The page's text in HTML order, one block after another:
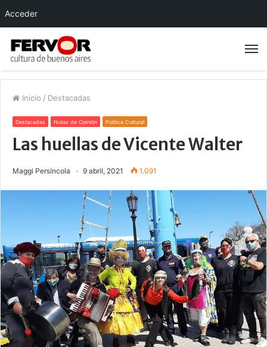
Inicio / Destacadas
Destacadas Notas de Opinión Política Cultural
Las huellas de Vicente Walter
Maggi Persíncola 9 abril, 2021 1.091
Acceder